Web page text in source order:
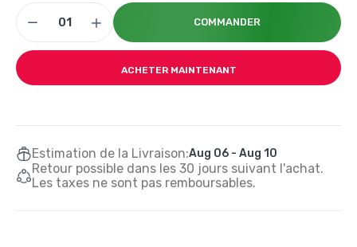
COMMANDER
ACHETER MAINTENANT
Estimation de la Livraison:Aug 06 - Aug 10
Retour possible dans les 30 jours suivant l'achat.
Les taxes ne sont pas remboursables.